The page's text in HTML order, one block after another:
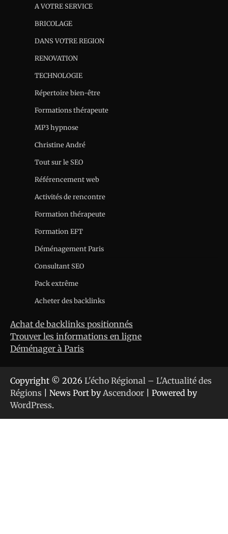
A VOTRE SERVICE
BRICOLAGE
DANS VOTRE REGION
RENOVATION
TECHNOLOGIE
Répertoire bien-être
Formations thérapeute
MP3 hypnose
Christine André
Tout sur le SEO
Référencement web
Activités de rencontre
Formation thérapeute
Formation EFT
Déménagement Paris
Consultant SEO
Pack extrême
Acheter des backlinks
Achat de backlinks positionnés
Trouver les informations en ligne
Déménager à Paris
Copyright © 2026 L'écho Régional – L'Actualité des
Régions | News Port byAscendoor | Powered by
WordPress.